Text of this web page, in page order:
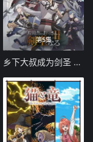
第5集
乡下大叔成为剑圣 第二季